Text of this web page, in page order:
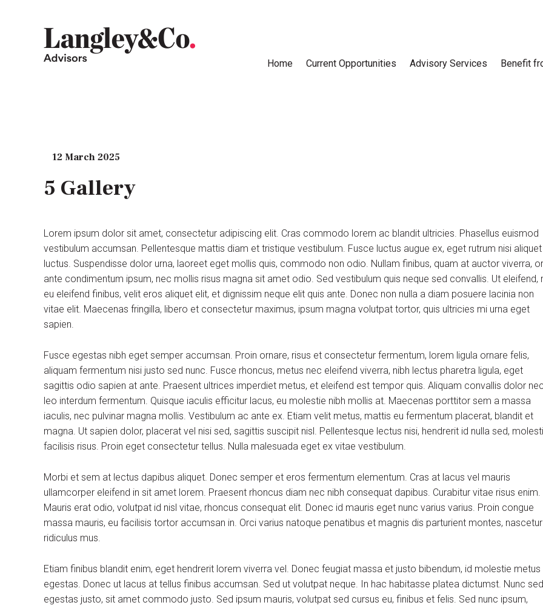
Home Current Opportunities Advisory Services Benefit
12 March 2025
5 Gallery
Lorem ipsum dolor sit amet, consectetur adipiscing elit. Cras commodo lorem ac blandit ultricies. Phasellus euismod
vestibulum accumsan. Pellentesque mattis diam et tristique vestibulum. Fusce luctus augue ex, eget rutrum nisi aliquet
luctus. Suspendisse dolor urna, laoreet eget mollis quis, commodo non odio. Nullam finibus, quam at auctor viverra,
ante condimentum ipsum, nec mollis risus magna sit amet odio. Sed vestibulum quis neque sed convallis. Ut eleifend,
eu eleifend finibus, velit eros aliquet elit, et dignissim neque elit quis ante. Donec non nulla a diam posuere lacinia non
vitae elit. Maecenas fringilla, libero et consectetur maximus, ipsum magna volutpat tortor, quis ultricies mi urna eget
sapien.
Fusce egestas nibh eget semper accumsan. Proin ornare, risus et consectetur fermentum, lorem ligula ornare felis,
aliquam fermentum nisi justo sed nunc. Fusce rhoncus, metus nec eleifend viverra, nibh lectus pharetra ligula, eget
sagittis odio sapien at ante. Praesent ultrices imperdiet metus, et eleifend est tempor quis. Aliquam convallis dolor
leo interdum fermentum. Quisque iaculis efficitur lacus, eu molestie nibh mollis at. Maecenas porttitor sem a massa
iaculis, nec pulvinar magna mollis. Vestibulum ac ante ex. Etiam velit metus, mattis eu fermentum placerat, blandit et
magna. Ut sapien dolor, placerat vel nisi sed, sagittis suscipit nisl. Pellentesque lectus nisi, hendrerit id nulla sed,
facilisis risus. Proin eget consectetur tellus. Nulla malesuada eget ex vitae vestibulum.
Morbi et sem at lectus dapibus aliquet. Donec semper et eros fermentum elementum. Cras at lacus vel mauris
ullamcorper eleifend in sit amet lorem. Praesent rhoncus diam nec nibh consequat dapibus. Curabitur vitae risus enim.
Mauris erat odio, volutpat id nisl vitae, rhoncus consequat elit. Donec id mauris eget nunc varius varius. Proin congue
massa mauris, eu facilisis tortor accumsan in. Orci varius natoque penatibus et magnis dis parturient montes, nascetur
ridiculus mus.
Etiam finibus blandit enim, eget hendrerit lorem viverra vel. Donec feugiat massa et justo bibendum, id molestie metus
egestas. Donec ut lacus at tellus finibus accumsan. Sed ut volutpat neque. In hac habitasse platea dictumst. Nunc sed
egestas justo, sit amet commodo justo. Sed ipsum mauris, volutpat sed cursus eu, finibus et felis. Sed nunc ipsum,